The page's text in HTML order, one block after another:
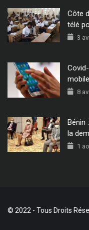
Côte
télé
3
8
Bénin
la
1
© 2022 - Tous Droits